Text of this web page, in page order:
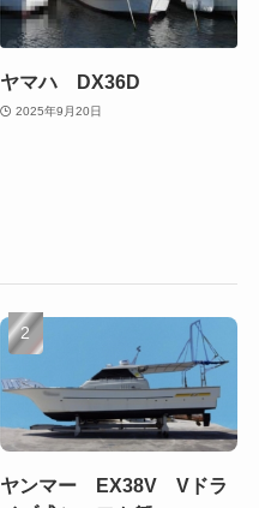
ヤマハ DX36D
2025年9月20日
ヤンマー EX38V Vドラ